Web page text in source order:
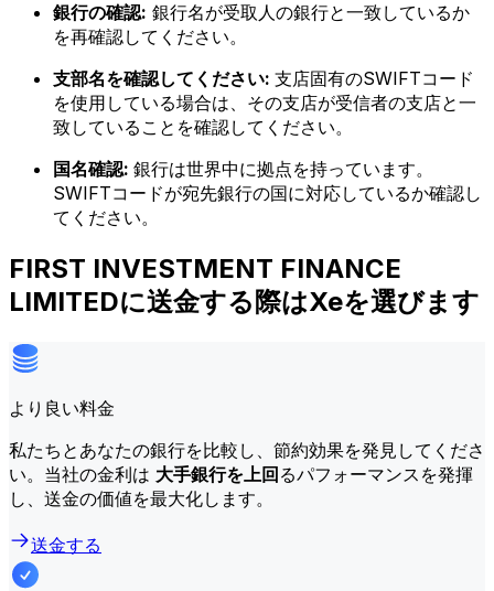
銀行の確認: 銀行名が受取人の銀行と一致しているか
を再確認してください。
支部名を確認してください: 支店固有のSWIFTコード
を使用している場合は、その支店が受信者の支店と一
致していることを確認してください。
国名確認: 銀行は世界中に拠点を持っています。
SWIFTコードが宛先銀行の国に対応しているか確認し
てください。
FIRST INVESTMENT FINANCE
LIMITEDに送金する際はXeを選びます
より良い料金
私たちとあなたの銀行を比較し、節約効果を発見してくださ
い。当社の金利は 大手銀行を上回るパフォーマンスを発揮
し、送金の価値を最大化します。
送金する